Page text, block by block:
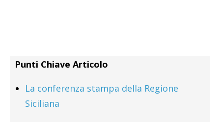
Punti Chiave Articolo
La conferenza stampa della Regione
Siciliana